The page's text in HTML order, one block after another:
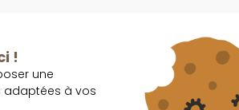
!
une
adaptées à vos